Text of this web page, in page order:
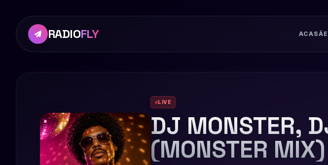
RADIOFLY ACASĂ
LIVE
DJ MONSTER,
(MONSTER MIX)